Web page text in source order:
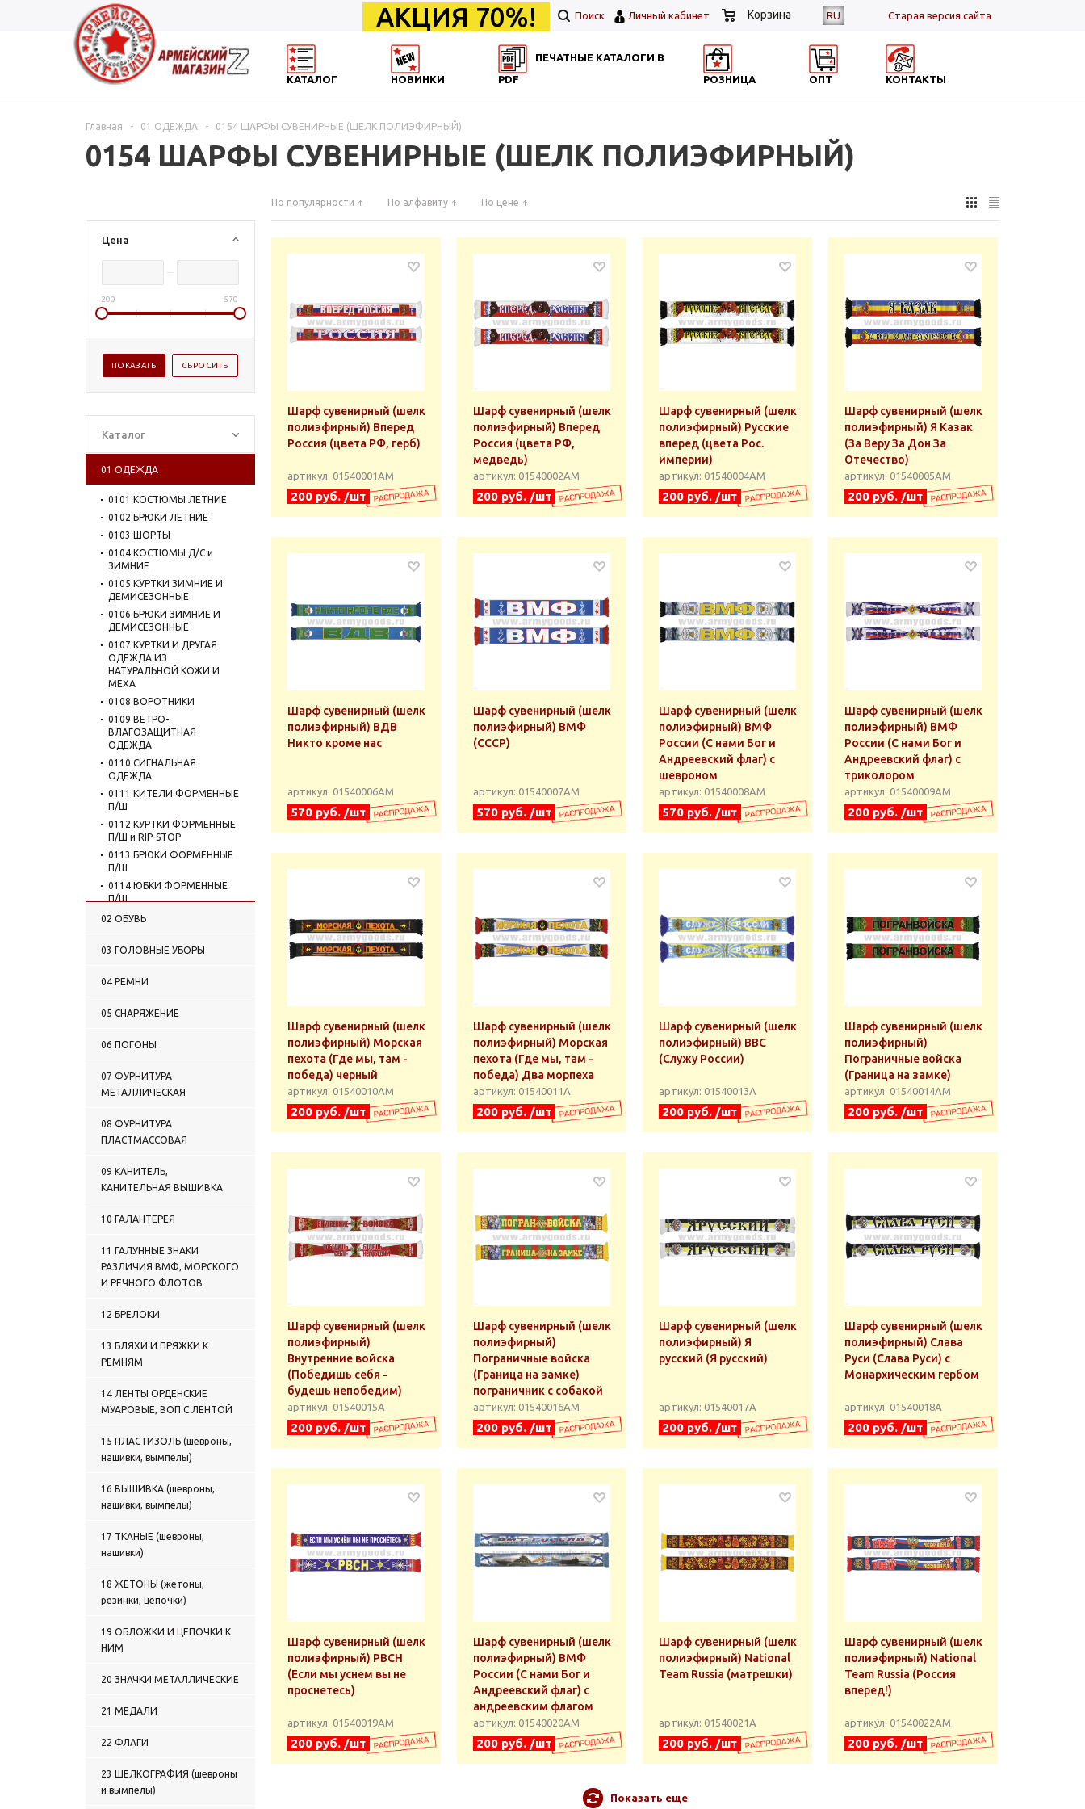
RU Cтарая версия сайта
АКЦИЯ 70%! Поиск Личный кабинет Корзина
КАТАЛОГ НОВИНКИ
ПЕЧАТНЫЕ КАТАЛОГИ В
PDF
РОЗНИЦА ОПТ КОНТАКТЫ
Главная - 01 ОДЕЖДА - 0154 ШАРФЫ СУВЕНИРНЫЕ (ШЕЛК ПОЛИЭФИРНЫЙ)
0154 ШАРФЫ СУВЕНИРНЫЕ (ШЕЛК ПОЛИЭФИРНЫЙ)
Цена
200 570
Каталог
01 ОДЕЖДА
0101 КОСТЮМЫ ЛЕТНИЕ
0102 БРЮКИ ЛЕТНИЕ
0103 ШОРТЫ
0104 КОСТЮМЫ Д/С и
ЗИМНИЕ
0105 КУРТКИ ЗИМНИЕ И
ДЕМИСЕЗОННЫЕ
0106 БРЮКИ ЗИМНИЕ И
ДЕМИСЕЗОННЫЕ
0107 КУРТКИ И ДРУГАЯ
ОДЕЖДА ИЗ
НАТУРАЛЬНОЙ КОЖИ И
МЕХА
0108 ВОРОТНИКИ
0109 ВЕТРО-
ВЛАГОЗАЩИТНАЯ
ОДЕЖДА
0110 СИГНАЛЬНАЯ
ОДЕЖДА
0111 КИТЕЛИ ФОРМЕННЫЕ
П/Ш
0112 КУРТКИ ФОРМЕННЫЕ
П/Ш и RIP-STOP
0113 БРЮКИ ФОРМЕННЫЕ
П/Ш
0114 ЮБКИ ФОРМЕННЫЕ
П/Ш
0115 КОСТЮМЫ
0116 ПЛАТЬЯ ФОРМЕННЫЕ
РЕКОНСТРУКЦИЙ И
0118 ФОРМЕНКИ
0119 РУБАШКИ МУЖСКИЕ
0121 ГАЛСТУКИ-РЕГАТЫ
ПРОСТЫЕ
ВЫШИТЫЕ
0123 ГАЛСТУКИ-
0124 ГАЛСТУКИ-
САМОВЯЗЫ ФОРМЕННЫЕ С
0125 ГАЛСТУКИ ЖЕНСКИЕ
0128 БЕЛЬЕ ЛЕТНЕЕ
0130 БЕЛЬЕ ЖЕНСКОЕ
КАМУФЛИРОВАННЫЕ и
0133 ТЕЛЬНЯШКИ ЛЕТНИЕ
0134 ФУФАЙКИ ЛЕТНИЕ
РУБАШКИ ПОЛО
0136 ТРУСЫ С ВЫШИТЫМ
0137 МАЙКИ С РИСУНКОМ,
НАНЕСЕННЫМ КРАСКОЙ
С ВЫШИТЫМ РИСУНКОМ
0139 ФУТБОЛКИ С
НАДПИСЬЮ КРАСКОЙ
0140 ФУТБОЛКИ С
ПОЛНОЦВЕТНЫМ
ИЗОБРАЖЕНИЕМ,
0141 ФУТБОЛКИ С
ВЫШИВКОЙ НА ГРУДИ
ВЫШИВКОЙ НА ГРУДИ и НА
0143 БЕЛЬЕ ЗИМНЕЕ
0145 ТЕЛЬНЯШКИ ЗИМНИЕ
0147 СВИТЕРЫ, ЖИЛЕТЫ
ВЯЗАНЫЕ
02 ОБУВЬ
03 ГОЛОВНЫЕ УБОРЫ
04 РЕМНИ
05 СНАРЯЖЕНИЕ
06 ПОГОНЫ
07 ФУРНИТУРА
МЕТАЛЛИЧЕСКАЯ
08 ФУРНИТУРА
ПЛАСТМАССОВАЯ
09 КАНИТЕЛЬ,
КАНИТЕЛЬНАЯ ВЫШИВКА
10 ГАЛАНТЕРЕЯ
11 ГАЛУННЫЕ ЗНАКИ
РАЗЛИЧИЯ ВМФ, МОРСКОГО
И РЕЧНОГО ФЛОТОВ
12 БРЕЛОКИ
13 БЛЯХИ И ПРЯЖКИ К
РЕМНЯМ
14 ЛЕНТЫ ОРДЕНСКИЕ
МУАРОВЫЕ, ВОП С ЛЕНТОЙ
15 ПЛАСТИЗОЛЬ (шевроны,
нашивки, вымпелы)
16 ВЫШИВКА (шевроны,
нашивки, вымпелы)
17 ТКАНЫЕ (шевроны,
нашивки)
18 ЖЕТОНЫ (жетоны,
резинки, цепочки)
19 ОБЛОЖКИ И ЦЕПОЧКИ К
НИМ
20 ЗНАЧКИ МЕТАЛЛИЧЕСКИЕ
21 МЕДАЛИ
22 ФЛАГИ
23 ШЕЛКОГРАФИЯ (шевроны
и вымпелы)
По популярности По алфавиту По цене
Шарф сувенирный (шелк
полиэфирный) Вперед
Россия (цвета РФ, герб)
артикул: 01540001АМ
200 руб. /шт
Шарф сувенирный (шелк
полиэфирный) Вперед
Россия (цвета РФ,
медведь)
артикул: 01540002АМ
200 руб. /шт
Шарф сувенирный (шелк
полиэфирный) Русские
вперед (цвета Рос.
империи)
артикул: 01540004АМ
200 руб. /шт
Шарф сувенирный (шелк
полиэфирный) Я Казак
(За Веру За Дон За
Отечество)
артикул: 01540005АМ
200 руб. /шт
Шарф сувенирный (шелк
полиэфирный) ВДВ
Никто кроме нас
артикул: 01540006АМ
570 руб. /шт
Шарф сувенирный (шелк
полиэфирный) ВМФ
(СССР)
артикул: 01540007АМ
570 руб. /шт
Шарф сувенирный (шелк
полиэфирный) ВМФ
России (С нами Бог и
Андреевский флаг) с
шевроном
артикул: 01540008АМ
570 руб. /шт
Шарф сувенирный (шелк
полиэфирный) ВМФ
России (С нами Бог и
Андреевский флаг) с
триколором
артикул: 01540009АМ
200 руб. /шт
Шарф сувенирный (шелк
полиэфирный) Морская
пехота (Где мы, там -
победа) черный
артикул: 01540010АМ
200 руб. /шт
Шарф сувенирный (шелк
полиэфирный) Морская
пехота (Где мы, там -
победа) Два морпеха
артикул: 01540011А
200 руб. /шт
Шарф сувенирный (шелк
полиэфирный) ВВС
(Служу России)
артикул: 01540013А
200 руб. /шт
Шарф сувенирный (шелк
полиэфирный)
Пограничные войска
(Граница на замке)
артикул: 01540014АМ
200 руб. /шт
Шарф сувенирный (шелк
полиэфирный)
Внутренние войска
(Победишь себя -
будешь непобедим)
артикул: 01540015А
200 руб. /шт
Шарф сувенирный (шелк
полиэфирный)
Пограничные войска
(Граница на замке)
пограничник с собакой
артикул: 01540016АМ
200 руб. /шт
Шарф сувенирный (шелк
полиэфирный) Я
русский (Я русский)
артикул: 01540017А
200 руб. /шт
Шарф сувенирный (шелк
полиэфирный) Слава
Руси (Слава Руси) с
Монархическим гербом
артикул: 01540018А
200 руб. /шт
Шарф сувенирный (шелк
полиэфирный) РВСН
(Если мы уснем вы не
проснетесь)
артикул: 01540019АМ
200 руб. /шт
Шарф сувенирный (шелк
полиэфирный) ВМФ
России (С нами Бог и
Андреевский флаг) с
андреевским флагом
артикул: 01540020АМ
200 руб. /шт
Шарф сувенирный (шелк
полиэфирный) National
Team Russia (матрешки)
артикул: 01540021А
200 руб. /шт
Шарф сувенирный (шелк
полиэфирный) National
Team Russia (Россия
вперед!)
артикул: 01540022АМ
200 руб. /шт
Показать еще